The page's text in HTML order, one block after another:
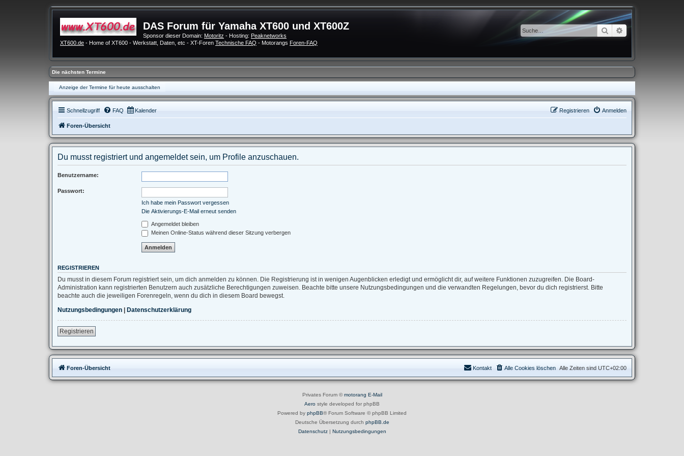
DAS Forum für Yamaha XT600 und XT600Z
Sponsor dieser Domain: Motoritz - Hosting: Peaknetworks
XT600.de - Home of XT600 - Werkstatt, Daten, etc - XT-Foren Technische FAQ - Motorangs Foren-FAQ
Suche Erweiterte Suche
Die nächsten Termine
Anzeige der Termine für heute ausschalten
Schnellzugriff FAQ Kalender Anmelden
Registrieren
Foren-Übersicht
Du musst registriert und angemeldet sein, um Profile anzuschauen.
Benutzername:
Passwort:
Ich habe mein Passwort vergessen
Die Aktivierungs-E-Mail erneut senden
Angemeldet bleiben
Meinen Online-Status während dieser Sitzung verbergen
REGISTRIEREN
Du musst in diesem Forum registriert sein, um dich anmelden zu können. Die Registrierung ist in wenigen Augenblicken erledigt und ermöglicht dir, auf weitere Funktionen zuzugreifen. Die Board-
Administration kann registrierten Benutzern auch zusätzliche Berechtigungen zuweisen. Beachte bitte unsere Nutzungsbedingungen und die verwandten Regelungen, bevor du dich registrierst. Bitte
beachte auch die jeweiligen Forenregeln, wenn du dich in diesem Board bewegst.
Nutzungsbedingungen
Datenschutzerklärung
Registrieren
Foren-Übersicht Alle Zeiten sind UTC+02:00
Alle Cookies löschen
Kontakt
Privates Forum ©motorang E-Mail
Aero style developed for phpBB
Powered by phpBB® Forum Software © phpBB Limited
Deutsche Übersetzung durch phpBB.de
Datenschutz| Nutzungsbedingungen